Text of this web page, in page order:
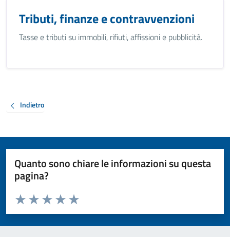
Tributi, finanze e contravvenzioni
Tasse e tributi su immobili, rifiuti, affissioni e pubblicità.
Indietro
Quanto sono chiare le informazioni su questa
pagina?
Valuta da 1 a 5 stelle la pagina
Valuta 5 stelle su 5
Valuta 4 stelle su 5
Valuta 3 stelle su 5
Valuta 2 stelle su 5
Valuta 1 stelle su 5